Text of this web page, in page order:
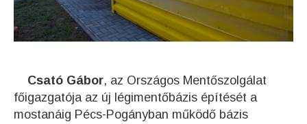
Csató Gábor, az Országos Mentőszolgálat
főigazgatója az új légimentőbázis építését a
mostanáig Pécs-Pogányban működő bázis